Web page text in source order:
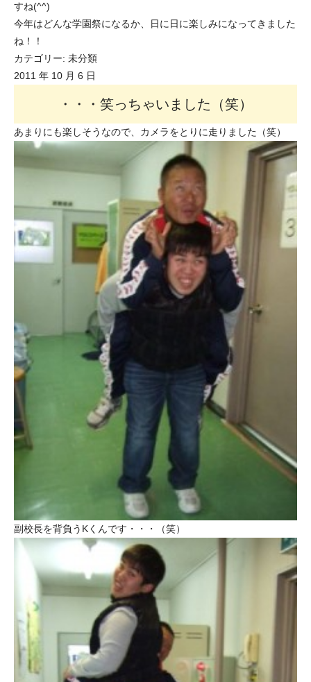
すね(^^)
今年はどんな学園祭になるか、日に日に楽しみになってきました
ね！！
カテゴリー: 未分類
2011 年 10 月 6 日
・・・笑っちゃいました（笑）
あまりにも楽しそうなので、カメラをとりに走りました（笑）
副校長を背負うKくんです・・・（笑）